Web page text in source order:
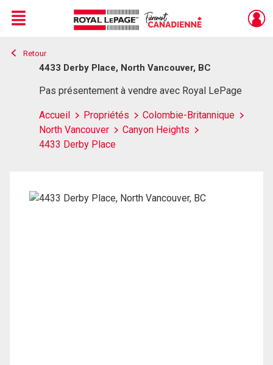
Live
En Direct
Menu
Retour
4433 Derby Place, North Vancouver, BC
Pas présentement à vendre avec Royal LePage
Accueil Propriétés
Colombie-Britannique
North Vancouver
Canyon Heights
4433 Derby Place